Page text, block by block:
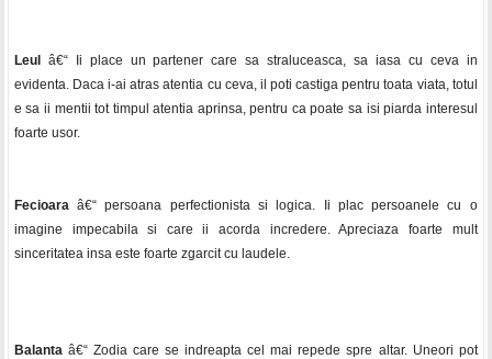
Leul
â€“ Ii place un partener care sa straluceasca, sa iasa cu ceva in
evidenta. Daca i-ai atras atentia cu ceva, il poti castiga pentru toata viata, totul
e sa ii mentii tot timpul atentia aprinsa, pentru ca poate sa isi piarda interesul
foarte usor.
Fecioaraâ€“ persoana perfectionista si logica. Ii plac persoanele cu o
imagine impecabila si care ii acorda incredere. Apreciaza foarte mult
sinceritatea insa este foarte zgarcit cu laudele.
Balantaâ€“ Zodia care se indreapta cel mai repede spre altar. Uneori pot